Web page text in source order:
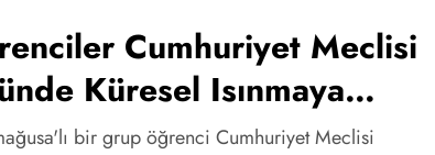
Cumhuriyet Meclisi
Küresel Isınmaya
Çekti
bir grup öğrenci Cumhuriyet Meclisi